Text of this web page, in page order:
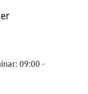
09:00 -